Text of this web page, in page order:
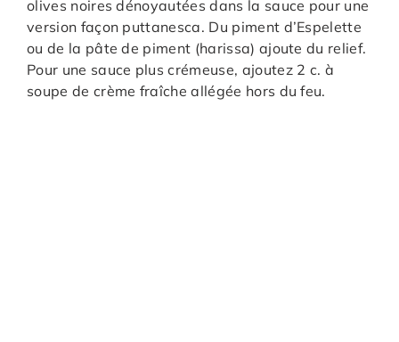
olives noires dénoyautées dans la sauce pour une
version façon puttanesca. Du piment d’Espelette
ou de la pâte de piment (harissa) ajoute du relief.
Pour une sauce plus crémeuse, ajoutez 2 c. à
soupe de crème fraîche allégée hors du feu.